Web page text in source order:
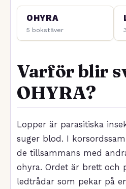
OHYRA
5 bokstäver
Varför blir
OHYRA?
Lopper är parasitiska
suger blod. I
de tillsammans med
ohyra. Ordet är brett och
ledtrådar som pekar på